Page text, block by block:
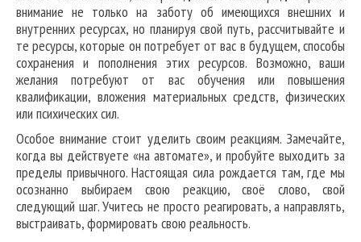
внимание не только на заботу об имеющихся внешних и
внутренних ресурсах, но планируя свой путь, рассчитывайте и
те ресурсы, которые он потребует от вас в будущем, способы
сохранения и пополнения этих ресурсов. Возможно, ваши
желания потребуют от вас обучения или повышения
квалификации, вложения материальных средств, физических
или психических сил.
Особое внимание стоит уделить своим реакциям. Замечайте,
когда вы действуете «на автомате», и пробуйте выходить за
пределы привычного. Настоящая сила рождается там, где мы
осознанно выбираем свою реакцию, своё слово, свой
следующий шаг. Учитесь не просто реагировать, а направлять,
выстраивать, формировать свою реальность.